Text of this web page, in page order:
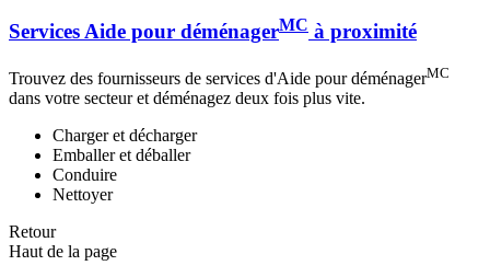
Services Aide pour déménagerMC à proximité
Trouvez des fournisseurs de services d'Aide pour déménagerMC
dans votre secteur et déménagez deux fois plus vite.
Charger et décharger
Emballer et déballer
Conduire
Nettoyer
Retour
Haut de la page